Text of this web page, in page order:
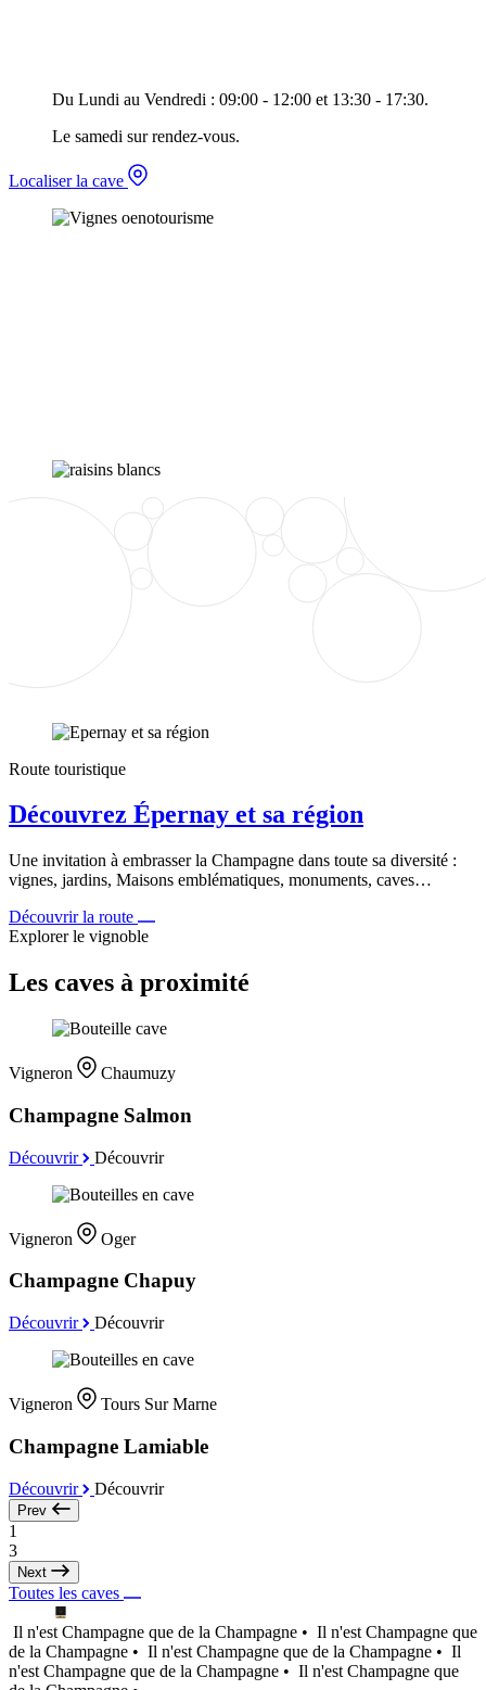
Du Lundi au Vendredi : 09:00 - 12:00 et 13:30 - 17:30.
Le samedi sur rendez-vous.
Localiser la cave
Route touristique
Découvrez Épernay et sa région
Une invitation à embrasser la Champagne dans toute sa diversité :
vignes, jardins, Maisons emblématiques, monuments, caves…
Découvrir la route
Explorer le vignoble
Les caves à proximité
Vigneron Chaumuzy
Champagne Salmon
Découvrir Découvrir
Vigneron Oger
Champagne Chapuy
Découvrir Découvrir
Vigneron Tours Sur Marne
Champagne Lamiable
Découvrir Découvrir
Prev
1
3
Next
Toutes les caves
Il n'est Champagne que de la Champagne • Il n'est Champagne que
de la Champagne • Il n'est Champagne que de la Champagne • Il
n'est Champagne que de la Champagne • Il n'est Champagne que